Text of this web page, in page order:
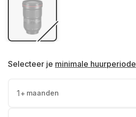
Selecteer je minimale huurperiode
1+ maanden